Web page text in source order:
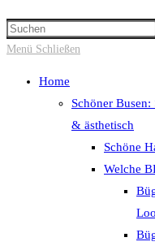
Suche
umschalten
Menü Schließen
Home
Schöner
& ästhetisch
Schöne
Welche